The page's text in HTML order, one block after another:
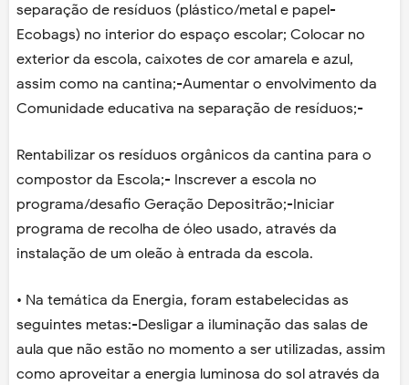
separação de resíduos (plástico/metal e papel-
Ecobags) no interior do espaço escolar; Colocar no
exterior da escola, caixotes de cor amarela e azul,
assim como na cantina;-Aumentar o envolvimento da
Comunidade educativa na separação de resíduos;-
Rentabilizar os resíduos orgânicos da cantina para o
compostor da Escola;- Inscrever a escola no
programa/desafio Geração Depositrão;-Iniciar
programa de recolha de óleo usado, através da
instalação de um oleão à entrada da escola.
• Na temática da Energia, foram estabelecidas as
seguintes metas:-Desligar a iluminação das salas de
aula que não estão no momento a ser utilizadas, assim
como aproveitar a energia luminosa do sol através da